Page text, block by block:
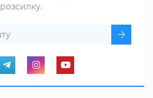
розсилку.